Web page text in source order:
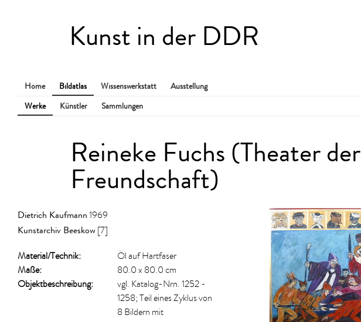
Kunst in der DDR
Home Bildatlas Wissenswerkstatt
Ausstellung
Werke
Künstler Sammlungen
Reineke Fuchs (Theater der
Freundschaft)
Dietrich Kaufmann 1969
Kunstarchiv Beeskow [7]
Material/​Technik:
Öl auf Hartfaser
Maße:
80.0 x 80.0 cm
Objektbeschreibung:
vgl. Katalog-Nrn. 1252 -
1258; Teil eines Zyklus von
8 Bildern mit